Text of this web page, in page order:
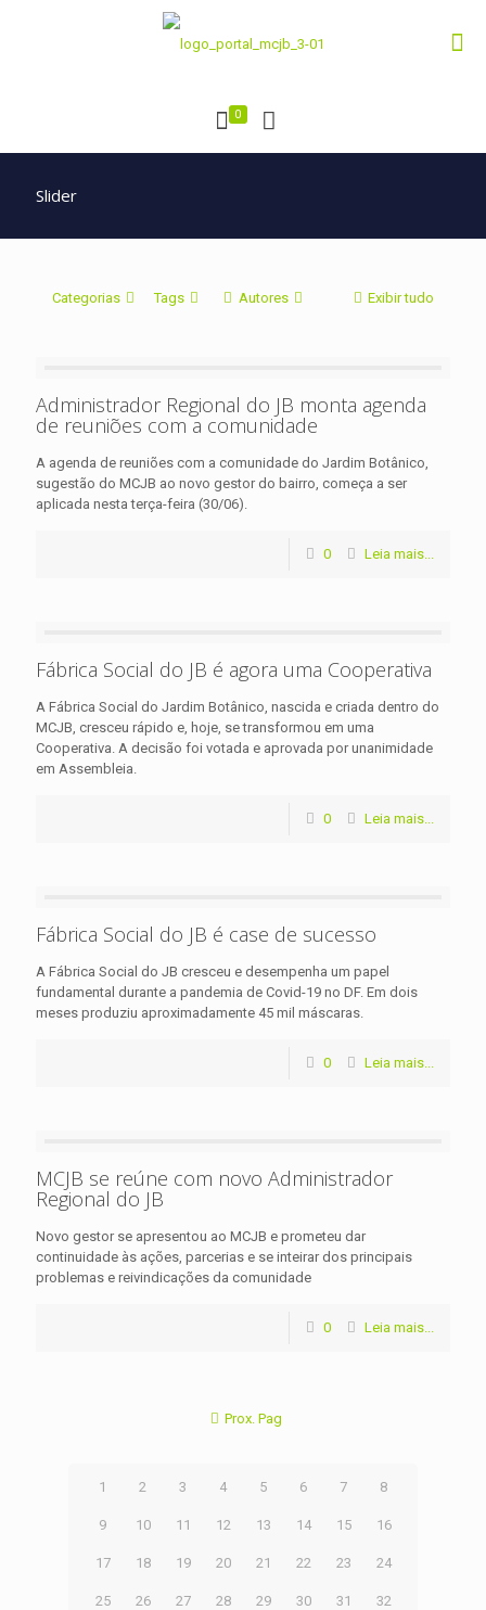
0
Slider
Categorias Tags Autores Exibir tudo
Administrador Regional do JB monta agenda
de reuniões com a comunidade
A agenda de reuniões com a comunidade do Jardim Botânico,
sugestão do MCJB ao novo gestor do bairro, começa a ser
aplicada nesta terça-feira (30/06).
0 Leia mais...
Fábrica Social do JB é agora uma Cooperativa
A Fábrica Social do Jardim Botânico, nascida e criada dentro do
MCJB, cresceu rápido e, hoje, se transformou em uma
Cooperativa. A decisão foi votada e aprovada por unanimidade
em Assembleia.
0 Leia mais...
Fábrica Social do JB é case de sucesso
A Fábrica Social do JB cresceu e desempenha um papel
fundamental durante a pandemia de Covid-19 no DF. Em dois
meses produziu aproximadamente 45 mil máscaras.
0 Leia mais...
MCJB se reúne com novo Administrador
Regional do JB
Novo gestor se apresentou ao MCJB e prometeu dar
continuidade às ações, parcerias e se inteirar dos principais
problemas e reivindicações da comunidade
0 Leia mais...
Prox. Pag
1 2 3 4 5 6 7 8
9 10 11 12 13 14 15 16
17 18 19 20 21 22 23 24
25 26 27 28 29 30 31 32